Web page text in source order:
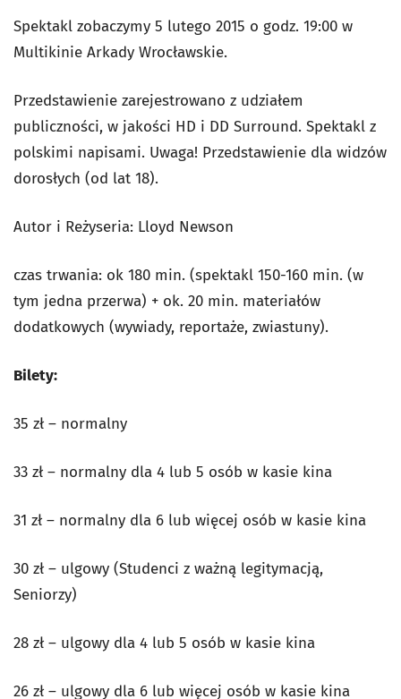
Spektakl zobaczymy 5 lutego 2015 o godz. 19:00 w
Multikinie Arkady Wrocławskie.
Przedstawienie zarejestrowano z udziałem
publiczności, w jakości HD i DD Surround. Spektakl z
polskimi napisami. Uwaga! Przedstawienie dla widzów
dorosłych (od lat 18).
Autor i Reżyseria: Lloyd Newson
czas trwania: ok 180 min. (spektakl 150-160 min. (w
tym jedna przerwa) + ok. 20 min. materiałów
dodatkowych (wywiady, reportaże, zwiastuny).
Bilety:
35 zł – normalny
33 zł – normalny dla 4 lub 5 osób w kasie kina
31 zł – normalny dla 6 lub więcej osób w kasie kina
30 zł – ulgowy (Studenci z ważną legitymacją,
Seniorzy)
28 zł – ulgowy dla 4 lub 5 osób w kasie kina
26 zł – ulgowy dla 6 lub więcej osób w kasie kina